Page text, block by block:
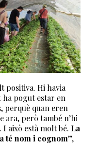
positiva. Hi havia
pogut estar en
perquè quan eren
ara, però també n’hi
això està molt bé. La
té nom i cognom”,